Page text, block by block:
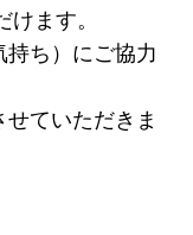
ます。
ち）にご協力
ていただきま